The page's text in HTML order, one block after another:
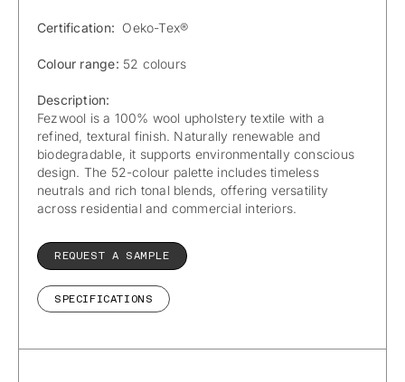
Certification: Oeko-Tex®
Colour range: 52 colours
Description:
Fezwool is a 100% wool upholstery textile with a
refined, textural finish. Naturally renewable and
biodegradable, it supports environmentally conscious
design. The 52-colour palette includes timeless
neutrals and rich tonal blends, offering versatility
across residential and commercial interiors.
REQUEST A SAMPLE
SPECIFICATIONS